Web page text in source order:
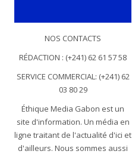
NOS CONTACTS
RÉDACTION : (+241) 62 61 57 58
SERVICE COMMERCIAL: (+241) 62
03 80 29
Éthique Media Gabon est un
site d'information. Un média en
ligne traitant de l'actualité d'ici et
d'ailleurs. Nous sommes aussi